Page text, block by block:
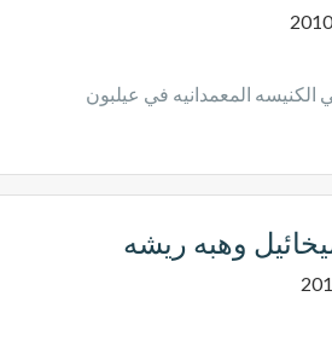
المعمدانيه في عيلبون
وهبه ريشه